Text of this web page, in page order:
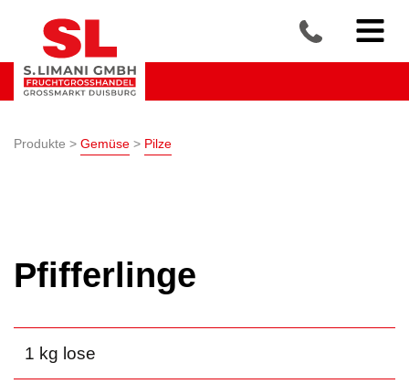
Produkte > Gemüse> Pilze
Pfifferlinge
1 kg lose